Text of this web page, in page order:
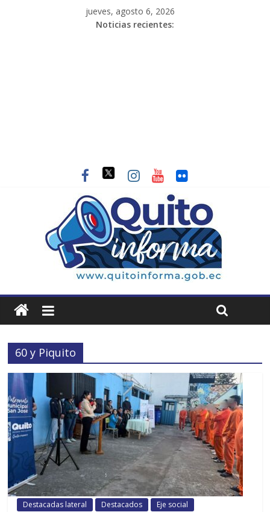
jueves, agosto 6, 2026
Noticias recientes:
60 y Piquito
Destacadas lateral Destacados
Eje social